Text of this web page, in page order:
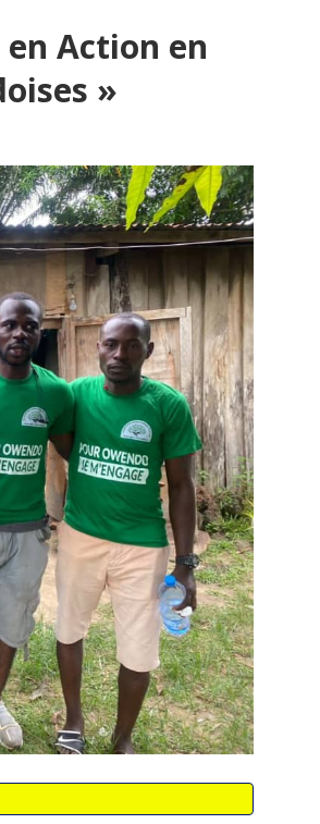
en Action en
»